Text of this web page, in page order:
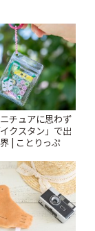
チュアに思わず
クスタン」で出
| ことりっぷ